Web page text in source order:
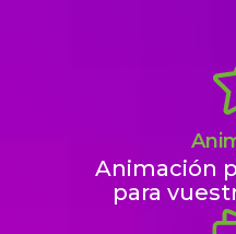
Animación
para